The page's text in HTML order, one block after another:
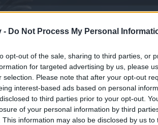
- Do Not Process My Personal
opt-out of the sale, sharing to third parties, or
for targeted advertising by us, please
selection. Please note that after your opt-out
interest-based ads based on personal
to third parties prior to your opt-out.
of your personal information by third
This information may also be disclosed by us
gefällt
teilnehmen oder eigene Themen
bitte registriere Dich neu. Wir